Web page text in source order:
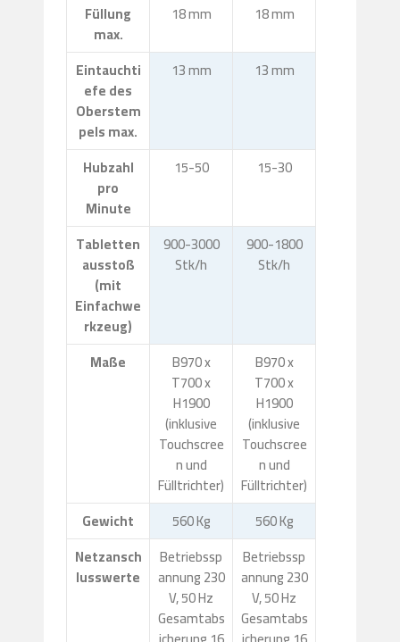
Füllung
max.
18 mm 18 mm
Eintauchti
efe des
Oberstem
pels max.
13 mm 13 mm
Hubzahl
pro
Minute
15-50 15-30
Tabletten
ausstoß
(mit
Einfachwe
rkzeug)
900-3000
Stk/h
900-1800
Stk/h
Maße B970 x
T700 x
H1900
(inklusive
Touchscree
n und
Fülltrichter)
B970 x
T700 x
H1900
(inklusive
Touchscree
n und
Fülltrichter)
Gewicht
560 Kg
560 Kg
Netzansch
lusswerte
Betriebssp
annung 230
V, 50 Hz
Gesamtabs
Betriebssp
annung 230
V, 50 Hz
Gesamtabs